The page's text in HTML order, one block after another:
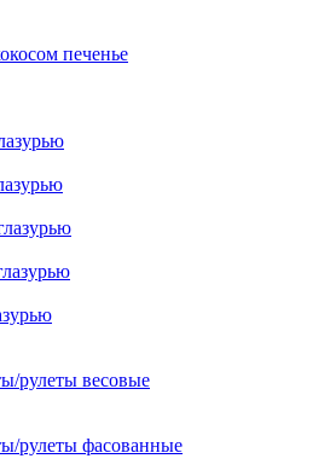
печенье
рулеты весовые
рулеты фасованные